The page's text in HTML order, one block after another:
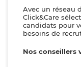
Avec un réseau
Click&Care
candidats pour
besoins de
Nos conseillers